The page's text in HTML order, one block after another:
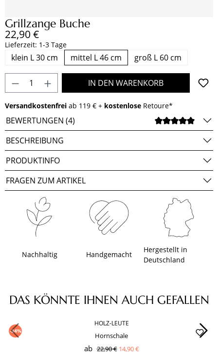
Grillzange Buche
Regulärer Preis:
22,90 €
Lieferzeit: 1-3 Tage
klein L 30 cm mittel L 46 cm groß L 60 cm
Produkt Anzahl: Gib den gewünschten
IN DEN WARENKORB
Versandkostenfrei ab 119 € + kostenlose Retoure*
BEWERTUNGEN (4)
BESCHREIBUNG
PRODUKTINFO
FRAGEN ZUM ARTIKEL
Nachhaltig Handgemacht
Hergestellt in
Deutschland
Produktgalerie überspringen
DAS KÖNNTE IHNEN AUCH GEFALLEN
-34%
HOLZ-LEUTE
Hornschale
ab 22,90 € 14,90 €